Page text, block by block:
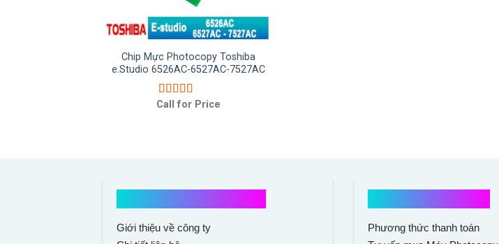
Chip Mực Photocopy Toshiba
e.Studio 6526AC-6527AC-7527AC
Được xếp
Call for Price
Giới thiệu về công ty
Phương thức thanh toán